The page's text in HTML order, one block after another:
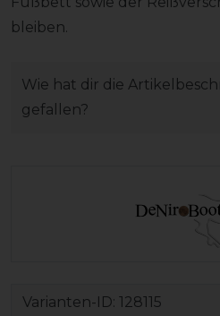
bleiben.
Wie hat dir die
gefallen?
Varianten-ID: 128115